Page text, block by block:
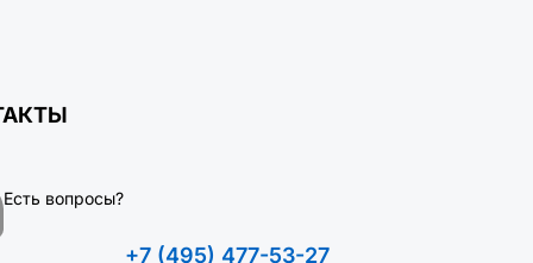
Есть вопросы?
+7 (495) 477-53-27